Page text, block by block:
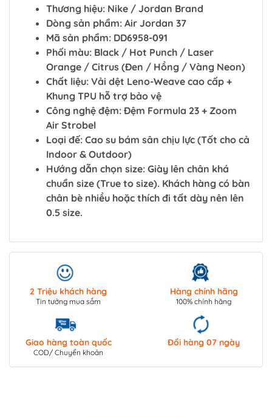
Thương hiệu: Nike / Jordan Brand
Dòng sản phẩm: Air Jordan 37
Mã sản phẩm: DD6958-091
Phối màu: Black / Hot Punch / Laser
Orange / Citrus (Đen / Hồng / Vàng Neon)
Chất liệu: Vải dệt Leno-Weave cao cấp +
Khung TPU hỗ trợ bảo vệ
Công nghệ đệm: Đệm Formula 23 + Zoom
Air Strobel
Loại đế: Cao su bám sân chịu lực (Tốt cho cả
Indoor & Outdoor)
Hướng dẫn chọn size: Giày lên chân khá
chuẩn size (True to size). Khách hàng có bàn
chân bè nhiều hoặc thích đi tất dày nên lên
0.5 size.
2 Triệu khách hàng
Tin tưởng mua sắm
Hàng chính hãng
100% chính hãng
Giao hàng toàn quốc
COD/ Chuyển khoản
Đổi hàng 07 ngày